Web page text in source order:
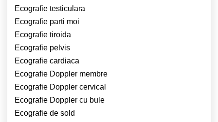
Ecografie testiculara
Ecografie parti moi
Ecografie tiroida
Ecografie pelvis
Ecografie cardiaca
Ecografie Doppler membre
Ecografie Doppler cervical
Ecografie Doppler cu bule
Ecografie de sold